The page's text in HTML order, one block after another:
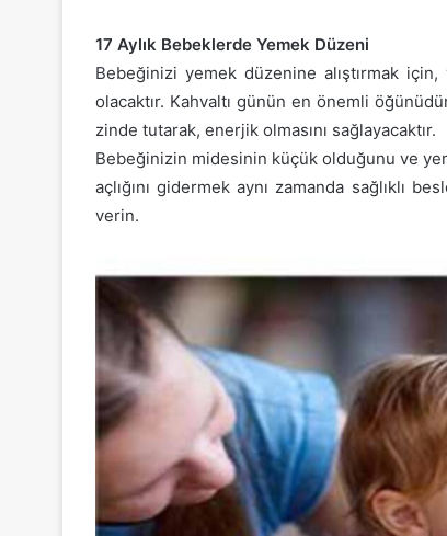
17 Aylık Bebeklerde Yemek Düzeni
Bebeğinizi yemek düzenine alıştırmak
olacaktır. Kahvaltı günün en önemli
zinde tutarak, enerjik olmasını sağlayacaktır.
Bebeğinizin midesinin küçük olduğunu ve
açlığını gidermek aynı zamanda sağlıklı
verin.